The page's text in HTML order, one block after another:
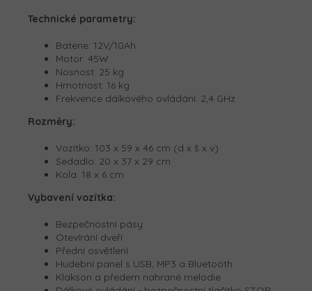
Technické parametry:
Baterie: 12V/10Ah
Motor: 45W
Nosnost: 25 kg
Hmotnost: 16 kg
Frekvence dálkového ovládání: 2,4 GHz
Rozměry:
Vozítko: 103 x 59 x 46 cm (d x š x v)
Sedadlo: 20 x 37 x 29 cm
Kola: 18 x 6 cm
Vybavení vozítka:
Bezpečnostní pásy
Otevírání dveří
Přední osvětlení
Hudební panel s USB, MP3 a Bluetooth
Klakson a předem nahrané melodie